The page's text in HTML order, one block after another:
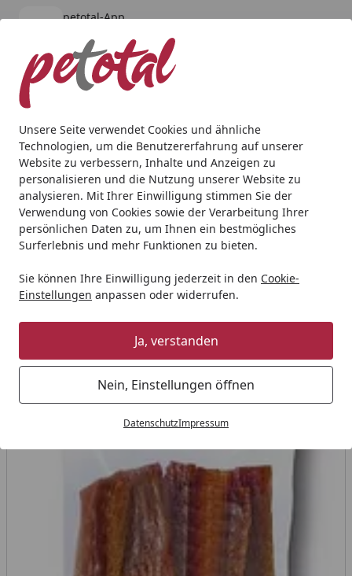
Unsere Seite verwendet Cookies und ähnliche
Technologien, um die Benutzererfahrung auf unserer
Website zu verbessern, Inhalte und Anzeigen zu
personalisieren und die Nutzung unserer Website zu
analysieren. Mit Ihrer Einwilligung stimmen Sie der
Verwendung von Cookies sowie der Verarbeitung Ihrer
persönlichen Daten zu, um Ihnen ein bestmögliches
Surferlebnis und mehr Funktionen zu bieten.
Sie können Ihre Einwilligung jederzeit in den Cookie-
Einstellungen anpassen oder widerrufen.
Ja, verstanden
Nein, Einstellungen öffnen
DatenschutzImpressum
petotal-App
kostenlos - Im App Store
Alle Produkte
Mein Konto
Suchen
Startseite
Hund Snacks Carnello Hundekaugummi Hundesnacks
Carnello Hundekaugummi
Hundesnacks
(2 Bewertungen)